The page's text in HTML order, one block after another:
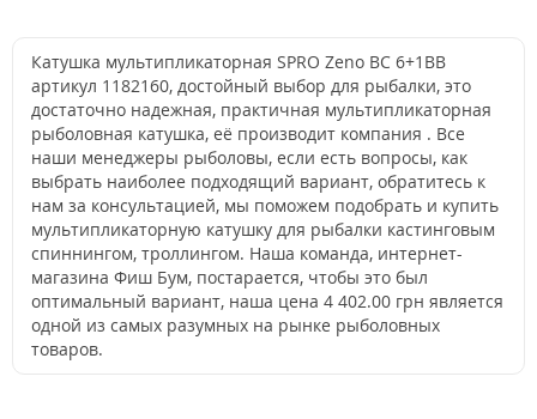
Катушка мультипликаторная SPRO Zeno BC 6+1BB
артикул 1182160, достойный выбор для рыбалки, это
достаточно надежная, практичная мультипликаторная
рыболовная катушка, её производит компания . Все
наши менеджеры рыболовы, если есть вопросы, как
выбрать наиболее подходящий вариант, обратитесь к
нам за консультацией, мы поможем подобрать и купить
мультипликаторную катушку для рыбалки кастинговым
спиннингом, троллингом. Наша команда, интернет-
магазина Фиш Бум, постарается, чтобы это был
оптимальный вариант, наша цена 4 402.00 грн является
одной из самых разумных на рынке рыболовных
товаров.